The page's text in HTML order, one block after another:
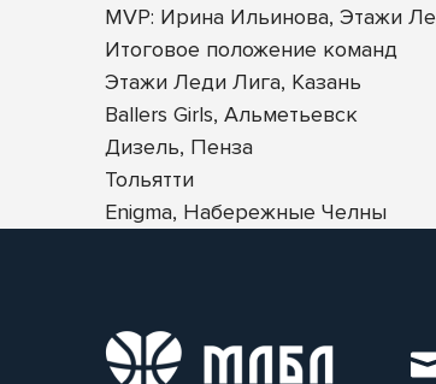
MVP: Ирина Ильинова, Этажи
Итоговое положение команд
Этажи Леди Лига, Казань
Ballers Girls, Альметьевск
Дизель, Пенза
Тольятти
Enigma, Набережные Челны